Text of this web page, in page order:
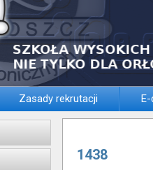
Zasady rekrutacji
1438